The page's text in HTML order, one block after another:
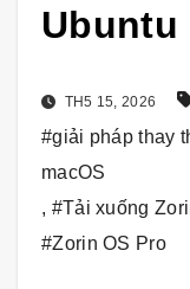
Ubuntu
TH5 15, 2026
#giải pháp thay
macOS
, #Tải xuống
#Zorin OS Pro